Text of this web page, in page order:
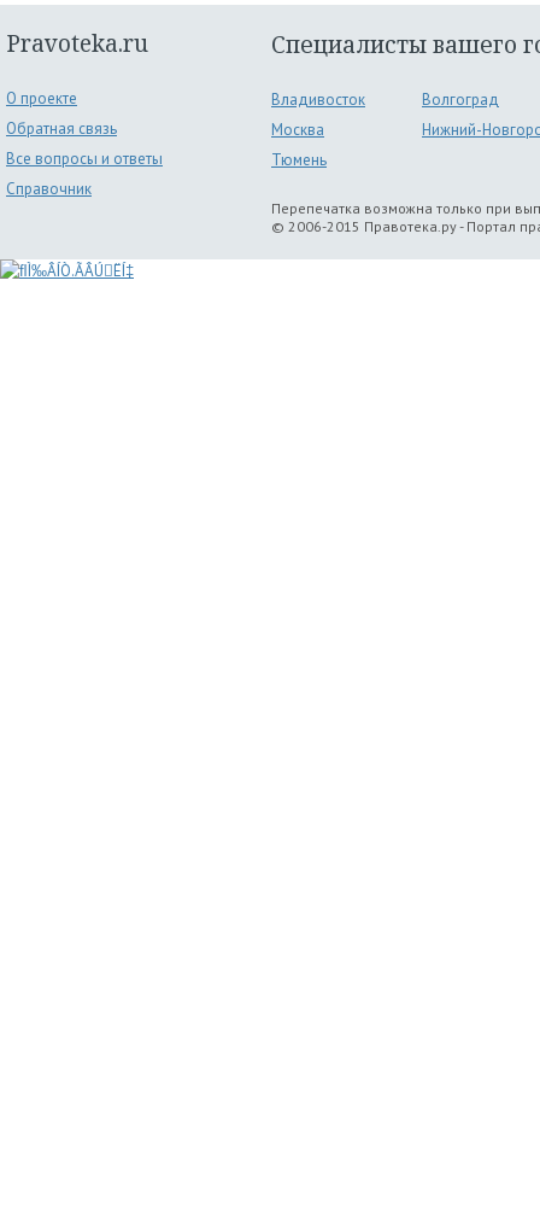
Pravoteka.ru
О проекте
Обратная связь
Все вопросы и ответы
Справочник
Специалисты вашего
Владивосток
Волгоград
Москва
Нижний-
Тюмень
Перепечатка возможна только при
© 2006-2015 Правотека.ру - Портал